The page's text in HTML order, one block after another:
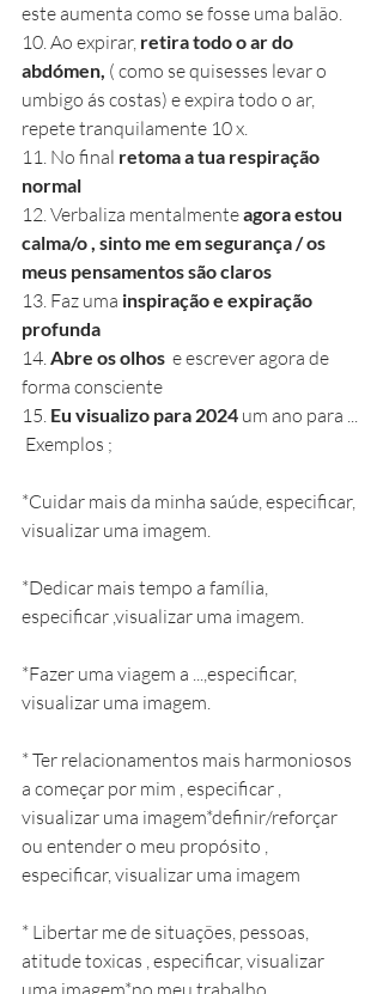
este aumenta como se fosse uma balão.
10. Ao expirar, retira todo o ar do
abdómen, ( como se quisesses levar o
umbigo ás costas) e expira todo o ar,
repete tranquilamente 10 x.
11. No final retoma a tua respiração
normal
12. Verbaliza mentalmente agora estou
calma/o , sinto me em segurança / os
meus pensamentos são claros
13. Faz uma inspiração e expiração
profunda
14. Abre os olhos
  e escrever agora de
forma consciente
15. Eu visualizo para 2024 um ano para ...
Exemplos ;
*Cuidar mais da minha saúde, especificar,
visualizar uma imagem.
*Dedicar mais tempo a família,
especificar ,visualizar uma imagem.
*Fazer uma viagem a ...,especificar,
visualizar uma imagem.
* Ter relacionamentos mais harmoniosos
a começar por mim , especificar ,
visualizar uma imagem*definir/reforçar
ou entender o meu propósito ,
especificar, visualizar uma imagem
* Libertar me de situações, pessoas,
atitude toxicas , especificar, visualizar
uma imagem*no meu trabalho,